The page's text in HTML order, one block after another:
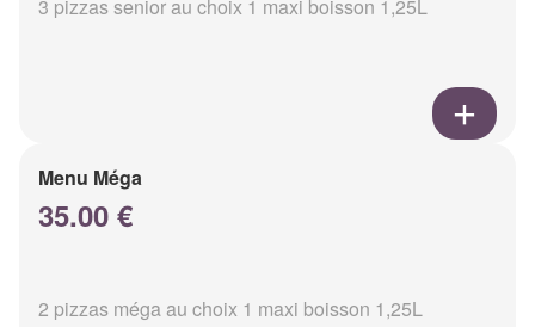
3 pizzas senior au choix 1 maxi boisson 1,25L
Menu Méga
35.00 €
2 pizzas méga au choix 1 maxi boisson 1,25L